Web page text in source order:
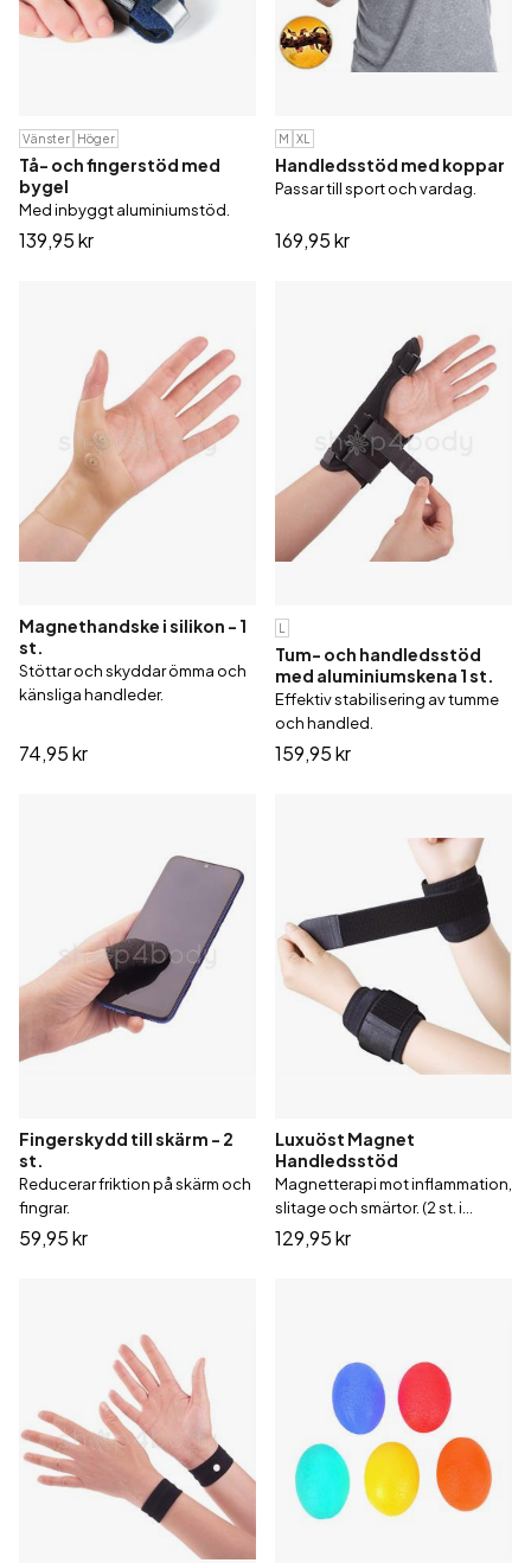
Vänster Höger
Tå- och fingerstöd med
bygel
Med inbyggt aluminiumstöd.
139,95 kr
M XL
Handledsstöd med koppar
Passar till sport och vardag.
169,95 kr
Magnethandske i silikon - 1
st.
Stöttar och skyddar ömma och
känsliga handleder.
74,95 kr
L
Tum- och handledsstöd
med aluminiumskena 1 st.
Effektiv stabilisering av tumme
och handled.
159,95 kr
Fingerskydd till skärm - 2
st.
Reducerar friktion på skärm och
fingrar.
59,95 kr
Luxuöst Magnet
Handledsstöd
Magnetterapi mot inflammation,
slitage och smärtor. (2 st. i
förpackningen)
129,95 kr